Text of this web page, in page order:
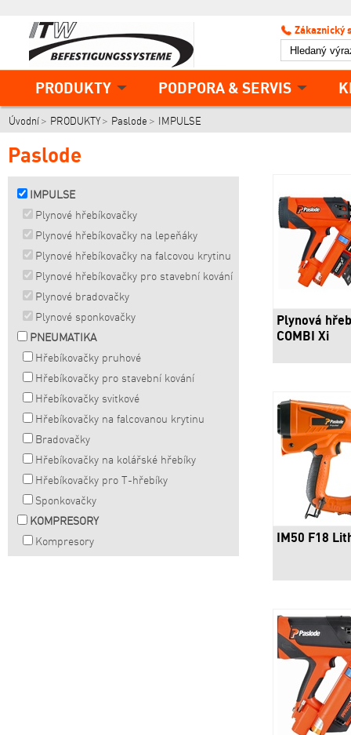
PRODUKTY PODPORA & SERVIS
Zákaznický
Úvodní PRODUKTY Paslode IMPULSE
Paslode
IMPULSE
Plynové hřebíkovačky
Plynové hřebíkovačky na lepeňáky
Plynové hřebíkovačky na falcovou krytinu
Plynové hřebíkovačky pro stavební kování
Plynové bradovačky
Plynové sponkovačky
PNEUMATIKA
Hřebíkovačky pruhové
Hřebíkovačky pro stavební kování
Hřebíkovačky svitkové
Hřebíkovačky na falcovanou krytinu
Bradovačky
Hřebíkovačky na kolářské hřebíky
Hřebíkovačky pro T-hřebíky
Sponkovačky
KOMPRESORY
Kompresory
Plynová
COMBI Xi
IM50 F18